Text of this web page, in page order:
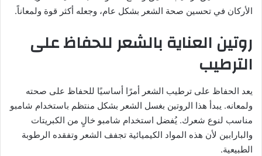
الأركان في تحسين صحة الشعر بشكل عام، وجعله أكثر قوة ولمعاناً.
روتين العناية بالشعر للحفاظ على
الترطيب
يعد الحفاظ على ترطيب الشعر أمرًا أساسيًا للحفاظ على صحته
ولمعانه. يبدأ هذا الروتين بغسل الشعر بشكل منتظم باستخدام شامبو
مناسب لنوع شعرك. يُفضل استخدام شامبو خالٍ من الكبريتات
والبارابين لأن هذه المواد الكيميائية تجفف الشعر وتفقده الرطوبة
الطبيعية.